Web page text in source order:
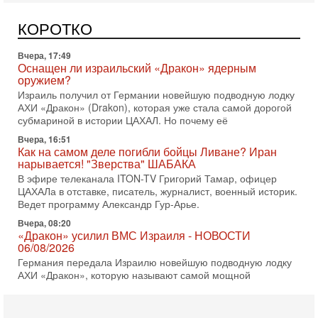
КОРОТКО
еврейский политический альянс? Что произойдет с
политическим раскладом сил, если арабский список
Вчера, 17:49
Оснащен ли израильский «Дракон» ядерным
оружием?
Израиль получил от Германии новейшую подводную лодку
АХИ «Дракон» (Drakon), которая уже стала самой дорогой
субмариной в истории ЦАХАЛ. Но почему её
Вчера, 16:51
Как на самом деле погибли бойцы Ливане? Иран
нарывается! "Зверства" ШАБАКА
В эфире телеканала ITON-TV Григорий Тамар, офицер
ЦАХАЛа в отставке, писатель, журналист, военный историк.
Ведет программу Александр Гур-Арье.
Вчера, 08:20
«Дракон» усилил ВМС Израиля - НОВОСТИ
06/08/2026
Германия передала Израилю новейшую подводную лодку
АХИ «Дракон», которую называют самой мощной